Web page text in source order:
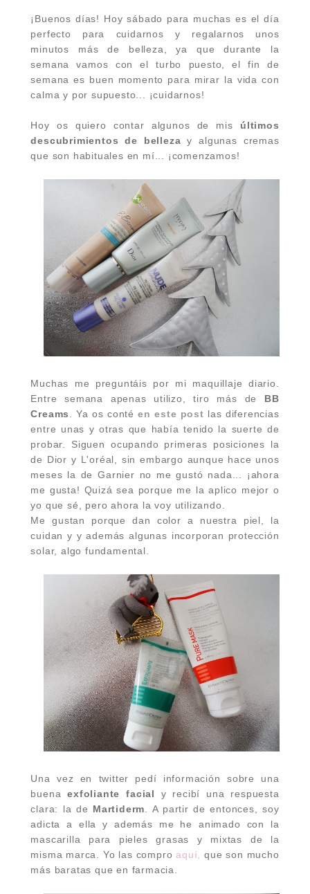
¡Buenos días! Hoy sábado para muchas es el día
perfecto para cuidarnos y regalarnos unos
minutos más de belleza, ya que durante la
semana vamos con el turbo puesto, el fin de
semana es buen momento para mirar la vida con
calma y por supuesto... ¡cuidarnos!
Hoy os quiero contar algunos de mis últimos
descubrimientos de belleza y algunas cremas
que son habituales en mí... ¡comenzamos!
Muchas me preguntáis por mi maquillaje diario.
Entre semana apenas utilizo, tiro más de BB
Creams
. Ya os contéen este post las diferencias
entre unas y otras que había tenido la suerte de
probar. Siguen ocupando primeras posiciones la
de Dior y L'oréal, sin embargo aunque hace unos
meses la de Garnier no me gustó nada... ¡ahora
me gusta! Quizá sea porque me la aplico mejor o
yo que sé, pero ahora la voy utilizando.
Me gustan porque dan color a nuestra piel, la
cuidan y y además algunas incorporan protección
solar, algo fundamental.
Una vez en twitter pedí información sobre una
buenaexfoliante facial
y recibí una respuesta
clara: la de Martiderm . A partir de entonces, soy
adicta a ella y además me he animado con la
mascarilla para pieles grasas y mixtas de la
misma marca. Yo las comproaquí,
que son mucho
más baratas que en farmacia.